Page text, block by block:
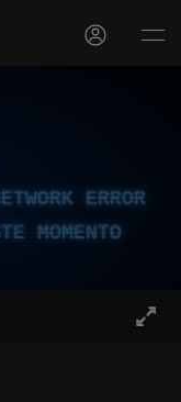
ERROR
MOMENTO